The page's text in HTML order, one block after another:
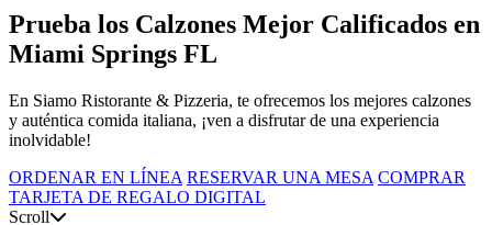
Prueba los Calzones Mejor Calificados en
Miami Springs FL
En Siamo Ristorante & Pizzeria, te ofrecemos los mejores calzones
y auténtica comida italiana, ¡ven a disfrutar de una experiencia
inolvidable!
ORDENAR EN LÍNEA RESERVAR UNA MESA COMPRAR
TARJETA DE REGALO DIGITAL
Scroll